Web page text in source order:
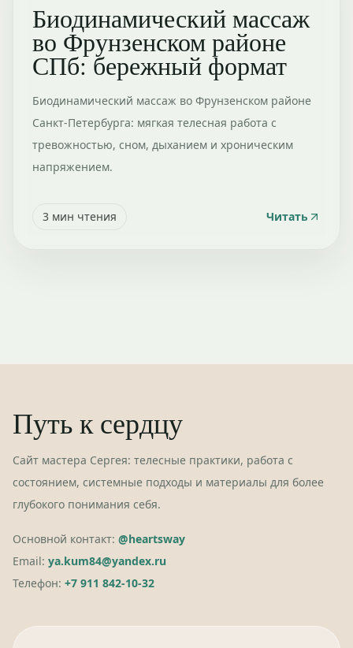
Биодинамический массаж
во Фрунзенском районе
СПб: бережный формат
Биодинамический массаж во Фрунзенском районе
Санкт-Петербурга: мягкая телесная работа с
тревожностью, сном, дыханием и хроническим
напряжением.
3 мин чтения Читать
Путь к сердцу
Сайт мастера Сергея: телесные практики, работа с
состоянием, системные подходы и материалы для более
глубокого понимания себя.
Основной контакт: @heartsway
Email: ya.kum84@yandex.ru
Телефон: +7 911 842-10-32